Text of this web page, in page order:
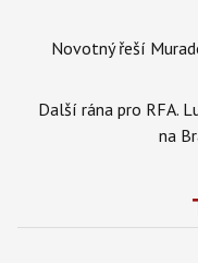
Novotný řeší
Další rána pro RFA.
na